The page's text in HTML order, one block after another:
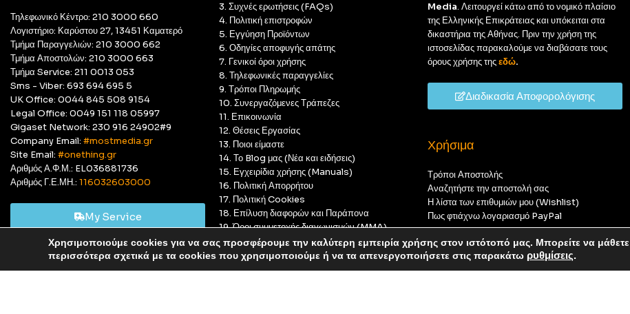
Αυτό είναι ένα δοκιμαστικό κατάστημα για δοκιμαστικούς σκοπούς — καμία παραγγελία δεν θα ολοκληρωθεί.
Τηλεφωνικό Κέντρο: 210 3000 660
Λογιστήριο: Καρύστου 27, 13451 Καματερό
Τμήμα Παραγγελιών: 210 3000 662
Τμήμα Αποστολών: 210 3000 663
Τμήμα Service: 211 0013 053
Sms - Viber: 693 694 695 5
UK Office: 0044 845 508 9154
Legal Office: 0049 151 118 05997
Gigaset Network: 230 916 24902#9
Company Email: #mostmedia.gr
Site Email: #onething.gr
Αριθμός Α.Φ.Μ.: EL036881736
Αριθμός Γ.Ε.ΜΗ.: 116032603000
My Service
3. Συχνές ερωτήσεις (FAQs)
4. Πολιτική επιστροφών
5. Εγγύηση Προϊόντων
6. Οδηγίες αποφυγής απάτης
7. Γενικοί όροι χρήσης
8. Τηλεφωνικές παραγγελίες
9. Τρόποι Πληρωμής
10. Συνεργαζόμενες Τράπεζες
11. Επικοινωνία
12. Θέσεις Εργασίας
13. Ποιοι είμαστε
14. Το Blog μας (Νέα και ειδήσεις)
15. Εγχειρίδια χρήσης (Manuals)
16. Πολιτική Απορρήτου
17. Πολιτική Cookies
18. Επίλυση διαφορών και Παράπονα
19. Όροι συμμετοχής διαγωνισμών (MMA)
20. GDPR Compliant
Media. Λειτουργεί κάτω από το νομικό πλαίσιο
της Ελληνικής Επικράτειας και υπόκειται στα
δικαστήρια της Αθήνας. Πριν την χρήση της
ιστοσελίδας παρακαλούμε να διαβάσατε τους
όρους χρήσης τηςεδώ.
Διαδικασία Αποφορολόγισης
Χρήσιμα
Τρόποι Αποστολής
Αναζητήστε την αποστολή σας
Η λίστα των επιθυμιών μου (Wishlist)
Πως φτιάχνω λογαριασμό PayPal
© Most Media 2011 - 2025, All rights reserved
Χρησιμοποιούμε cookies για να σας προσφέρουμε την καλύτερη εμπειρία χρήσης στον ιστότοπό μας. Μπορείτε να μάθετε
περισσότερα σχετικά με τα cookies που χρησιμοποιούμε ή να τα απενεργοποιήσετε στις παρακάτω ρυθμίσεις.